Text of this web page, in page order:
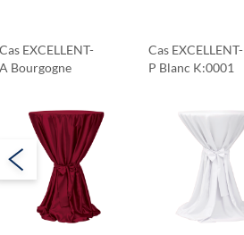
Cas EXCELLENT-
A Bourgogne
Cas EXCELLENT-
P Blanc K:0001